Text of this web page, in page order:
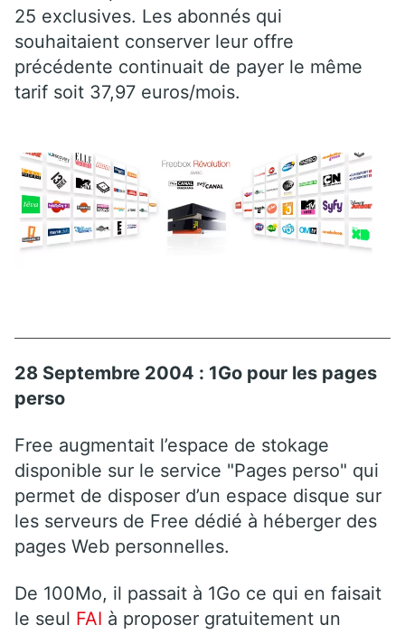
25 exclusives. Les abonnés qui
souhaitaient conserver leur offre
précédente continuait de payer le même
tarif soit 37,97 euros/mois.
28 Septembre 2004 : 1Go pour les pages
perso
Free augmentait l’espace de stokage
disponible sur le service "Pages perso" qui
permet de disposer d’un espace disque sur
les serveurs de Free dédié à héberger des
pages Web personnelles.
De 100Mo, il passait à 1Go ce qui en faisait
le seul FAI à proposer gratuitement un